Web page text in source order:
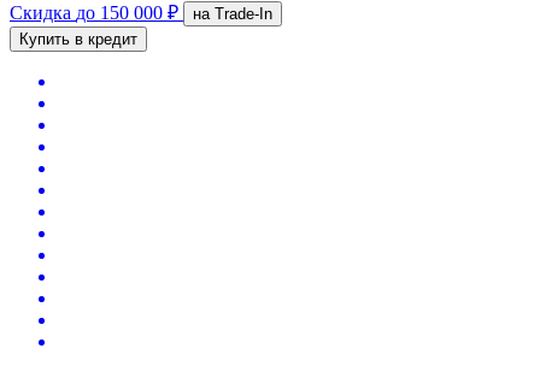
Скидка до 150 000 ₽
на Trade-In
Купить в кредит